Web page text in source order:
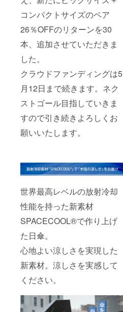
コンパクトサイズのペア
26％OFFのリターンを30
本、追加させていただきま
した。
クラウドファンディングは5
月12日まで続きます。ネク
ストゴール目指していきま
すので引き続きよろしくお
願いいたします。
世界最高レベルの放射冷却
性能を持った新素材
SPACECOOL®で作り上げ
た日傘。
心地よい涼しさを実現した
新素材。涼しさを実感して
ください。